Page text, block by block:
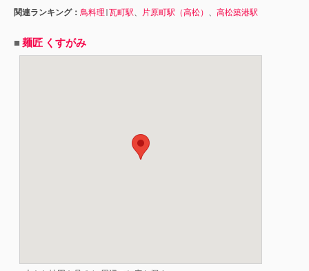
関連ランキング： 鳥料理 |瓦町駅 片原町駅（高松） 高松築港駅
■麺匠 くすがみ